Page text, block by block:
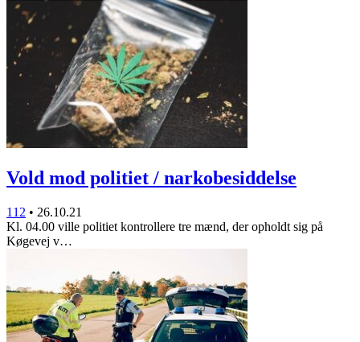
Vold mod politiet / narkobesiddelse
112 • 26.10.21
Kl. 04.00 ville politiet kontrollere tre mænd, der opholdt sig på
Køgevej v…